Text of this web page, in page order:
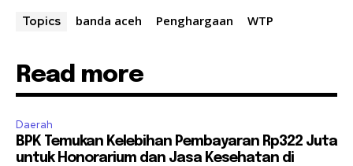
Topics banda aceh Penghargaan WTP
Read more
Daerah
BPK Temukan Kelebihan Pembayaran Rp322 Juta
untuk Honorarium dan Jasa Kesehatan di